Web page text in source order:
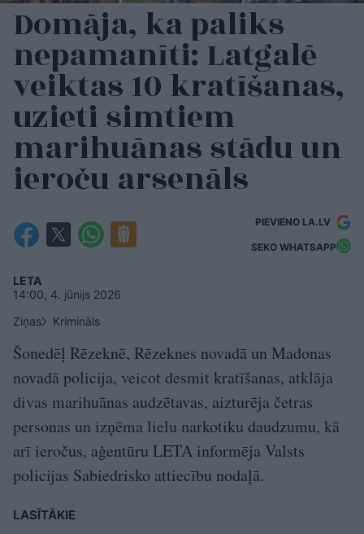
Domāja, ka paliks
nepamanīti: Latgalē
veiktas 10 kratīšanas,
uzieti simtiem
marihuānas stādu un
ieroču arsenāls
PIEVIENO LA.LV
SEKO WHATSAPP
LETA
14:00, 4. jūnijs 2026
Ziņas
Krimināls
Šonedēļ Rēzeknē, Rēzeknes novadā un Madonas
novadā policija, veicot desmit kratīšanas, atklāja
divas marihuānas audzētavas, aizturēja četras
personas un izņēma lielu narkotiku daudzumu, kā
arī ieročus, aģentūru LETA informēja Valsts
policijas Sabiedrisko attiecību nodaļā.
LASĪTĀKIE